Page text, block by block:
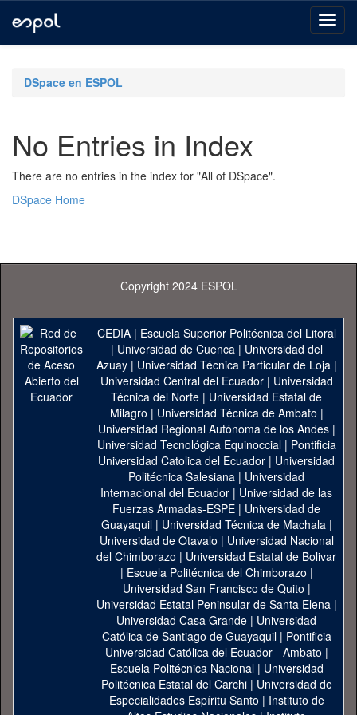
navigationDSpace en ESPOL
No Entries in Index
There are no entries in the index for "All of DSpace".
DSpace Home
Copyright 2024 ESPOL
CEDIA| Escuela Superior Politécnica del Litoral
| Universidad de Cuenca| Universidad del
Azuay| Universidad Técnica Particular de Loja|
Universidad Central del Ecuador| Universidad
Técnica del Norte | Universidad Estatal de
Milagro | Universidad Técnica de Ambato |
Universidad Regional Autónoma de los Andes|
Universidad Tecnológica Equinoccial| Pontificia
Universidad Catolica del Ecuador | Universidad
Politécnica Salesiana | Universidad
Internacional del Ecuador | Universidad de las
Fuerzas Armadas-ESPE | Universidad de
Guayaquil| Universidad Técnica de Machala|
Universidad de Otavalo | Universidad Nacional
del Chimborazo | Universidad Estatal de Bolivar
| Escuela Politécnica del Chimborazo |
Universidad San Francisco de Quito |
Universidad Estatal Peninsular de Santa Elena|
Universidad Casa Grande | Universidad
Católica de Santiago de Guayaquil| Pontificia
Universidad Católica del Ecuador - Ambato |
Escuela Politécnica Nacional| Universidad
Politécnica Estatal del Carchi| Universidad de
Especialidades Espíritu Santo | Instituto de